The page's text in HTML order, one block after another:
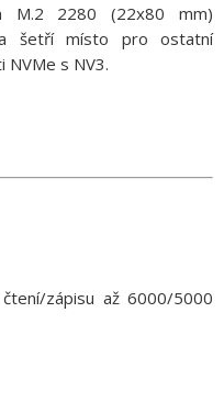
M.2 2280 (22x80 mm)
šetří místo pro ostatní
s NV3.
zápisu až 6000/5000